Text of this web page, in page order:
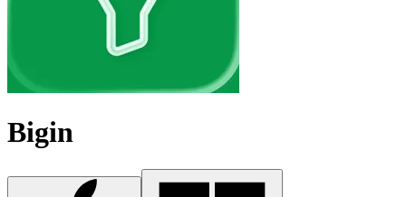
Bigin